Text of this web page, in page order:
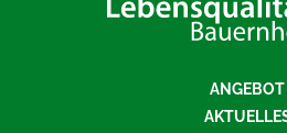
ANGEBOT